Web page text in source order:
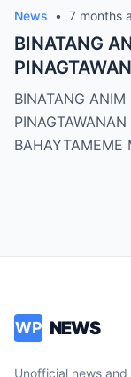
News • 7 months
BINATANG
PARIN ANG
BINATANG ANIM
WP NEWS
Unofficial news